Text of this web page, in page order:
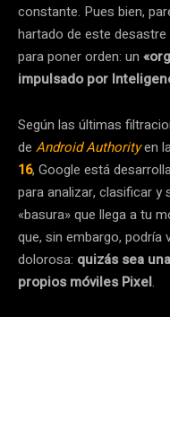
constante. Pues bien,
hartado de este
para poner orden: un
impulsado por
Según las últimas
de Android Authorityen
16, Google está
para analizar, clasificar
«basura» que llega a tu
que, sin embargo, podría
dolorosa: quizás sea
propios móviles Pixel.